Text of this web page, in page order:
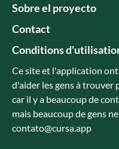
Sobre el proyecto
Contact
Conditions
Ce site et l'application
d'aider les gens à trouver
car il y a beaucoup de
mais beaucoup de gens
contato@cursa.app